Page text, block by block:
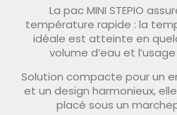
La pac MINI STEPIO
température rapide : la
idéale est atteinte en
volume d’eau et
Solution compacte pour un
et un design harmonieux,
placé sous un